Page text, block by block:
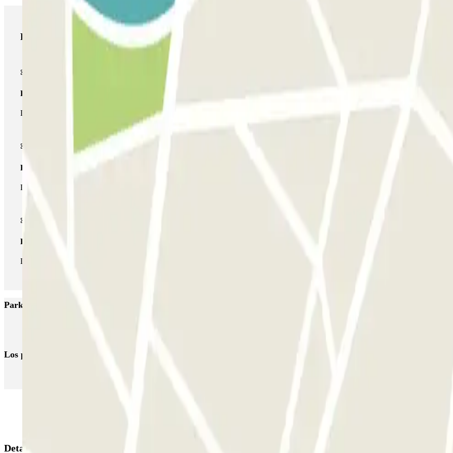
Productos de Parclick
Pase básico
Durante tu estancia podrás entrar y salir una única vez al parking
Pase multiparking
Durante tu estancia podrás hacer uso de toda la red de parkings de este operador disponibles en Parclick.
Pase ilimitado
Durante tu estancia podrás entrar y salir del parking todas las veces que quieras.
Parkings más valorados en Enschede
Los parkings
Detalles de la reserva